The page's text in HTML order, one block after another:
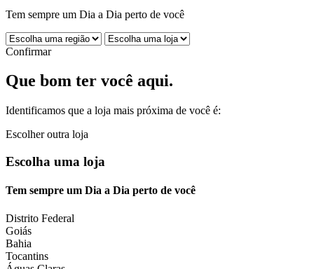
Tem sempre um Dia a Dia perto de você
Confirmar
Que bom ter você aqui.
Identificamos que a loja mais próxima de você é:
Escolher outra loja
Escolha uma loja
Tem sempre um Dia a Dia perto de você
Distrito Federal
Goiás
Bahia
Tocantins